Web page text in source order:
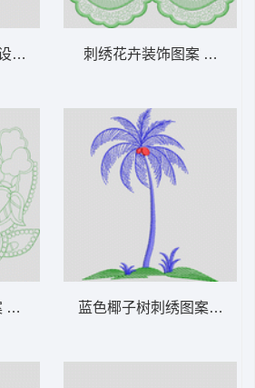
计 家纺 窗帘 装饰
家纺 窗帘 装饰
刺绣花卉装饰图案 家纺 窗
蓝色椰子树刺绣图案 家纺